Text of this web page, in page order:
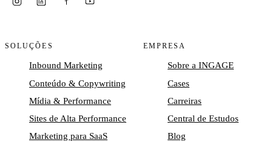
SOLUÇÕES
Inbound Marketing
Conteúdo & Copywriting
Mídia & Performance
Sites de Alta Performance
Marketing para SaaS
EMPRESA
Sobre a INGAGE
Cases
Carreiras
Central de Estudos
Blog